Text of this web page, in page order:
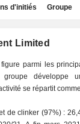
d'initiés Groupe
Limited
parmi les
développe
se répartit
de clinker (97%) :